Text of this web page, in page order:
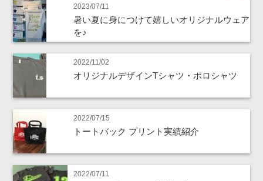
2023/07/11
暑い夏に身につけて嬉しいオリジナルウェア
を♪
2022/11/02
オリジナルデザインTシャツ・ポロシャツ
2022/07/15
トートバック プリント実績紹介
2022/07/11